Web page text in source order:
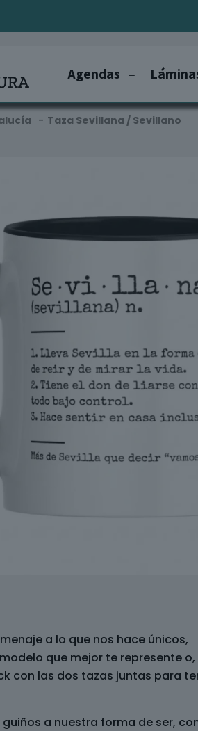
Agendas
- Taza Sevillana / Sevillano
a lo que nos hace únicos,
que mejor te represente o,
con las dos tazas juntas para
guiños a nuestra forma de ser,